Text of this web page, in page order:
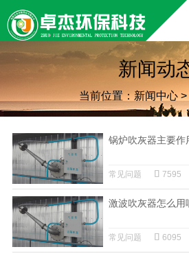
新闻动
当前位置：新闻中心
锅炉吹灰器主要作
常见问题 7595
激波吹灰器怎么用
常见问题 6095